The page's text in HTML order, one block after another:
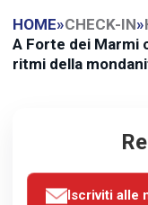
HOME»CHECK-IN»
A Forte dei Marmi
ritmi della
Iscriviti alle